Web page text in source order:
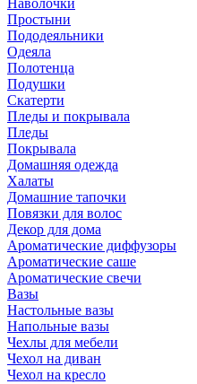
Наволочки
Простыни
Пододеяльники
Одеяла
Полотенца
Подушки
Скатерти
Пледы и покрывала
Пледы
Покрывала
Домашняя одежда
Халаты
Домашние тапочки
Повязки для волос
Декор для дома
Ароматические диффузоры
Ароматические саше
Ароматические свечи
Вазы
Настольные вазы
Напольные вазы
Чехлы для мебели
Чехол на диван
Чехол на кресло